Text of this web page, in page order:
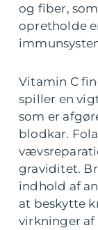
og fiber,
opretholde
Vitamin C
spiller en
som er
blodkar.
graviditet.
indhold af
at beskytte
virkninger af